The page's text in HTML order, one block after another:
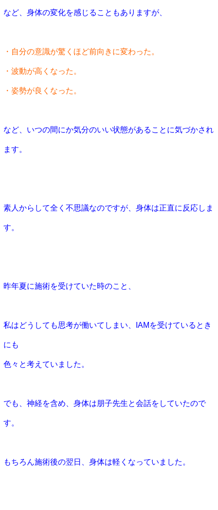
など、身体の変化を感じることもありますが、
・自分の意識が驚くほど前向きに変わった。
・波動が高くなった。
・姿勢が良くなった。
など、いつの間にか気分のいい状態があることに気づかされ
ます。
素人からして全く不思議なのですが、身体は正直に反応しま
す。
昨年夏に施術を受けていた時のこと、
私はどうしても思考が働いてしまい、IAMを受けているとき
にも
色々と考えていました。
でも、神経を含め、身体は朋子先生と会話をしていたので
す。
もちろん施術後の翌日、身体は軽くなっていました。